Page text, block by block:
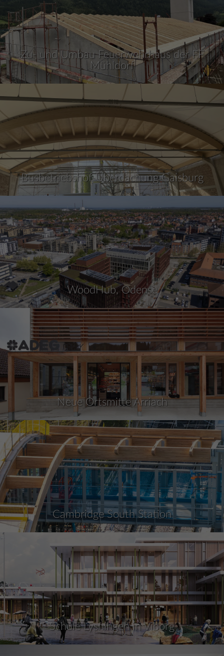
Zu- und Umbau Feuerwehrhaus der FF
Mühldorf
Busbetriebshof-Überdachung Gaisburg
WoodHub, Odense
Neue Ortsmitte Arriach
Cambridge South Station
Schule Lysningen in Viborg